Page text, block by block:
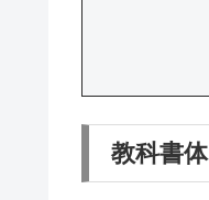
教科書体